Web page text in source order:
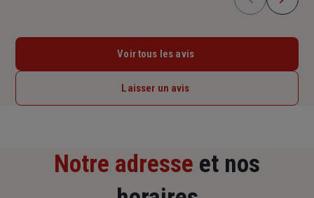
Voir tous les avis
Laisser un avis
Notre adresse et nos